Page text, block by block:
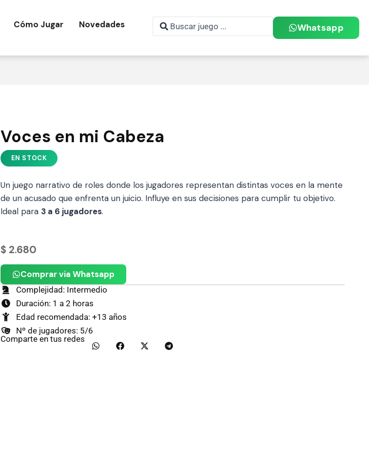
Cómo Jugar Novedades Whatsapp
Voces en mi Cabeza
Un juego narrativo de roles donde los jugadores representan distintas voces en la mente
de un acusado que enfrenta un juicio. Influye en sus decisiones para cumplir tu objetivo.
Ideal para 3 a 6 jugadores.
$ 2.680
Comprar via Whatsapp
Complejidad: Intermedio
Duración: 1 a 2 horas
Edad recomendada: +13 años
Nº de jugadores: 5/6
Comparte en tus redes